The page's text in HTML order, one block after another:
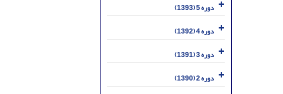
دوره 5 (1393)
دوره 4 (1392)
دوره 3 (1391)
دوره 2 (1390)